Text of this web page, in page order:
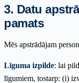
3. Datu
pamats
Mēs apstrādājam
Līguma izpilde: lai
līgumiem, tostarp: (i)